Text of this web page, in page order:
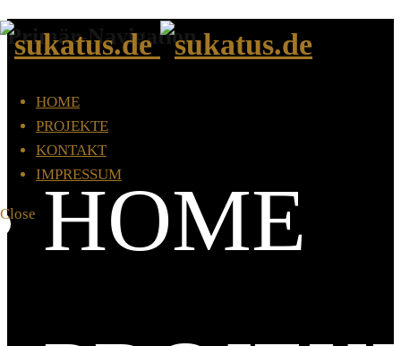
HOME
PROJEKTE
KONTAKT
IMPRESSUM
Close
Primär-Navigation
HOME